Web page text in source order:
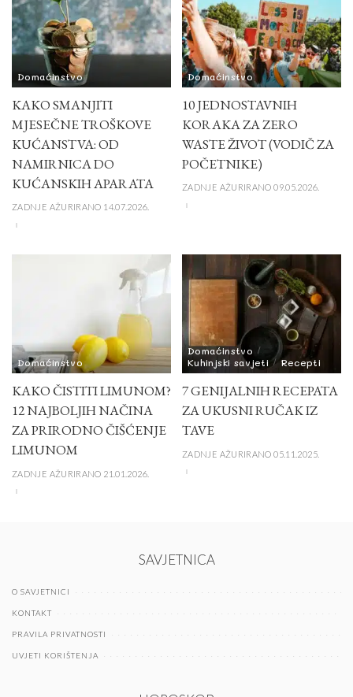
Domaćinstvo
KAKO SMANJITI
MJESEČNE TROŠKOVE
KUĆANSTVA: OD
NAMIRNICA DO
KUĆANSKIH APARATA
ZADNJE AŽURIRANO 14.07.2026.
Domaćinstvo
10 JEDNOSTAVNIH
KORAKA ZA ZERO
WASTE ŽIVOT (VODIČ ZA
POČETNIKE)
ZADNJE AŽURIRANO 09.05.2026.
Domaćinstvo
KAKO ČISTITI LIMUNOM?
12 NAJBOLJIH NAČINA
ZA PRIRODNO ČIŠĆENJE
LIMUNOM
ZADNJE AŽURIRANO 21.01.2026.
Domaćinstvo
Kuhinjski savjeti
Recepti
7 GENIJALNIH RECEPATA
ZA UKUSNI RUČAK IZ
TAVE
ZADNJE AŽURIRANO 05.11.2025.
SAVJETNICA
O SAVJETNICI
KONTAKT
PRAVILA PRIVATNOSTI
UVJETI KORIŠTENJA